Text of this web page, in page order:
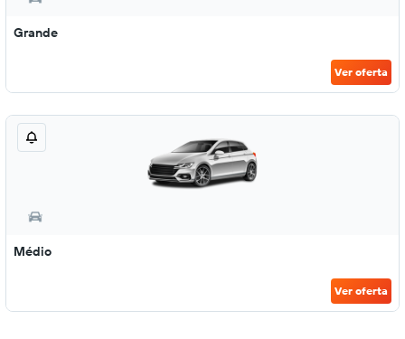
Grande
Ver oferta
Médio
Ver oferta